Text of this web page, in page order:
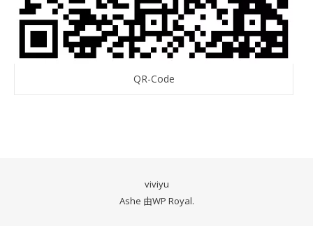
QR-Code
viviyu
Ashe 由WP Royal.